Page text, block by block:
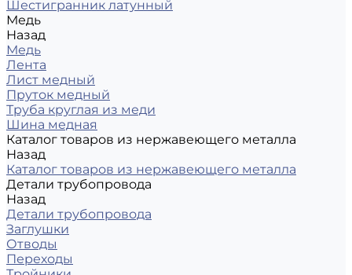
Шестигранник латунный
Медь
Назад
Медь
Лента
Лист медный
Пруток медный
Труба круглая из меди
Шина медная
Каталог товаров из нержавеющего металла
Назад
Каталог товаров из нержавеющего металла
Детали трубопровода
Назад
Детали трубопровода
Заглушки
Отводы
Переходы